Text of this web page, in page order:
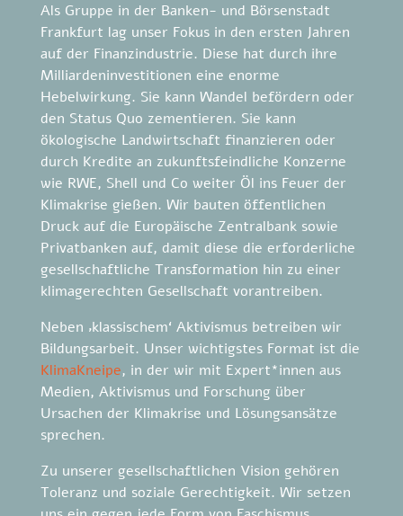
Als Gruppe in der Banken- und Börsenstadt
Frankfurt lag unser Fokus in den ersten Jahren
auf der Finanzindustrie. Diese hat durch ihre
Milliardeninvestitionen eine enorme
Hebelwirkung. Sie kann Wandel befördern oder
den Status Quo zementieren. Sie kann
ökologische Landwirtschaft finanzieren oder
durch Kredite an zukunftsfeindliche Konzerne
wie RWE, Shell und Co weiter Öl ins Feuer der
Klimakrise gießen. Wir bauten öffentlichen
Druck auf die Europäische Zentralbank sowie
Privatbanken auf, damit diese die erforderliche
gesellschaftliche Transformation hin zu einer
klimagerechten Gesellschaft vorantreiben.
Neben ‚klassischem‘ Aktivismus betreiben wir
Bildungsarbeit. Unser wichtigstes Format ist die
KlimaKneipe, in der wir mit Expert*innen aus
Medien, Aktivismus und Forschung über
Ursachen der Klimakrise und Lösungsansätze
sprechen.
Zu unserer gesellschaftlichen Vision gehören
Toleranz und soziale Gerechtigkeit. Wir setzen